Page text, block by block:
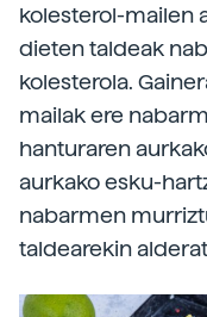
kolesterol-mailen
dieten taldeak
kolesterola.
mailak ere
hanturaren
aurkako esku-
nabarmen
taldearekin